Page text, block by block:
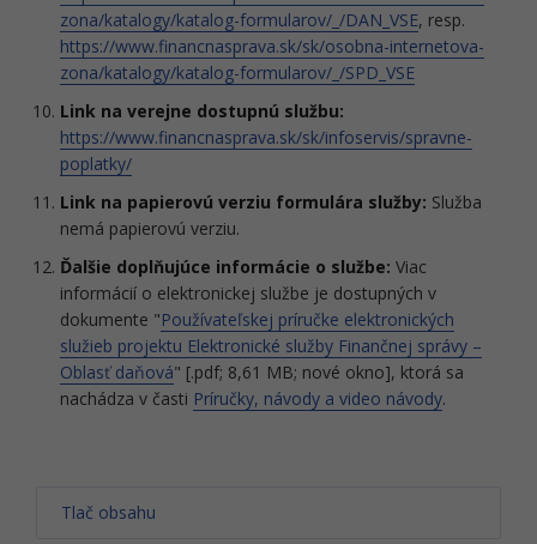
zona/katalogy/katalog-formularov/_/DAN_VSE, resp.
https://www.financnasprava.sk/sk/osobna-internetova-
zona/katalogy/katalog-formularov/_/SPD_VSE
Link na verejne dostupnú službu:
https://www.financnasprava.sk/sk/infoservis/spravne-
poplatky/
Link na papierovú verziu formulára služby: Služba
nemá papierovú verziu.
Ďalšie doplňujúce informácie o službe: Viac
informácií o elektronickej službe je dostupných v
dokumente "Používateľskej príručke elektronických
služieb projektu Elektronické služby Finančnej správy –
Oblasť daňová" [.pdf; 8,61 MB; nové okno], ktorá sa
nachádza v časti Príručky, návody a video návody.
Tlač obsahu